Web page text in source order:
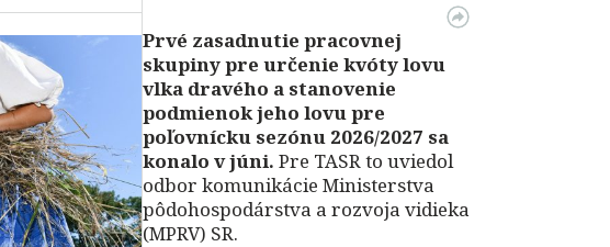
Prvé zasadnutie pracovnej
skupiny pre určenie kvóty lovu
vlka dravého a stanovenie
podmienok jeho lovu pre
poľovnícku sezónu 2026/2027 sa
konalo v júni. Pre TASR to uviedol
odbor komunikácie Ministerstva
pôdohospodárstva a rozvoja vidieka
(MPRV) SR.